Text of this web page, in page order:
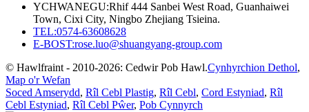
YCHWANEGU:Rhif 444 Sanbei West Road, Guanhaiwei
Town, Cixi City, Ningbo Zhejiang Tsieina.
TEL:0574-63608628
E-BOST:rose.luo@shuangyang-group.com
© Hawlfraint - 2010-2026: Cedwir Pob Hawl.Cynhyrchion Dethol,
Map o'r Wefan
Soced Amserydd, Rîl Cebl Plastig, Rîl Cebl, Cord Estyniad, Rîl
Cebl Estyniad, Rîl Cebl Pŵer, Pob Cynnyrch